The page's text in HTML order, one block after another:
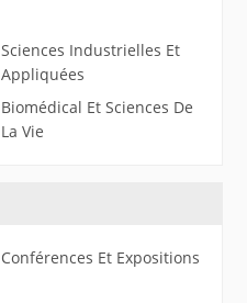
Sciences Industrielles Et
Appliquées
Biomédical Et Sciences De
La Vie
Conférences Et Expositions